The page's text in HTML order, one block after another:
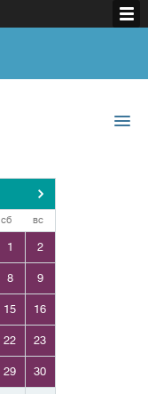
сб вс
1 2
8 9
15 16
22 23
29 30